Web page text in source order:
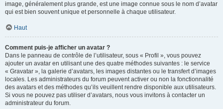
image, généralement plus grande, est une image connue sous le nom d’avatar
qui est bien souvent unique et personnelle à chaque utilisateur.
Haut
Comment puis-je afficher un avatar ?
Dans le panneau de contrôle de l’utilisateur, sous « Profil », vous pouvez
ajouter un avatar en utilisant une des quatre méthodes suivantes : le service
« Gravatar », la galerie d’avatars, les images distantes ou le transfert d’images
locales. Les administrateurs du forum peuvent activer ou non la fonctionnalité
des avatars et des méthodes qu’ils veuillent rendre disponible aux utilisateurs.
Si vous ne pouvez pas utiliser d’avatars, nous vous invitons à contacter un
administrateur du forum.